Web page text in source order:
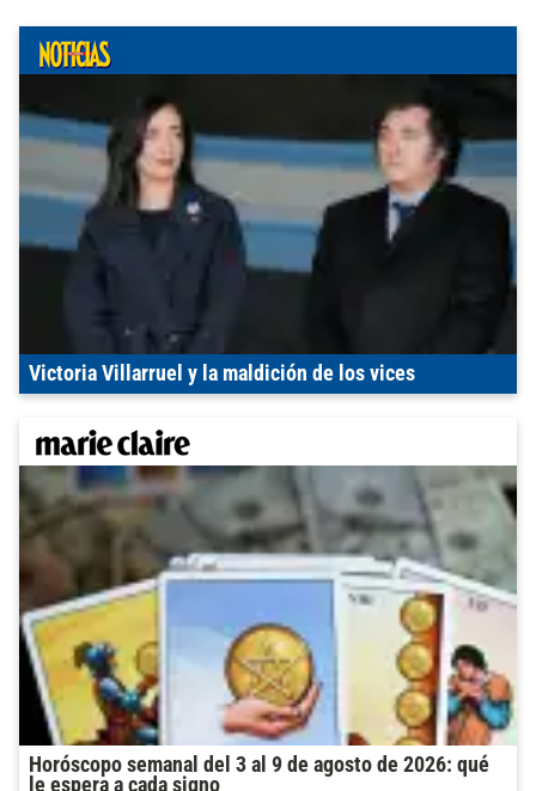
Victoria Villarruel y la maldición de los vices
Horóscopo semanal del 3 al 9 de agosto de 2026: qué
le espera a cada signo